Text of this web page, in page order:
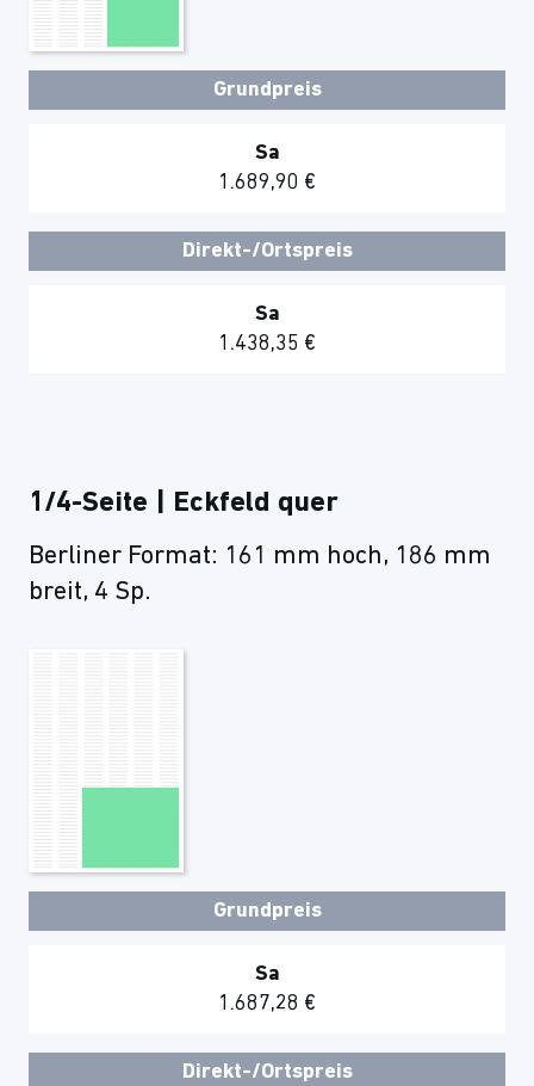
Grundpreis
Sa
1.689,90 €
Direkt-/Ortspreis
Sa
1.438,35 €
1/4-Seite | Eckfeld quer
Berliner Format: 161 mm hoch, 186 mm
breit, 4 Sp.
Grundpreis
Sa
1.687,28 €
Direkt-/Ortspreis